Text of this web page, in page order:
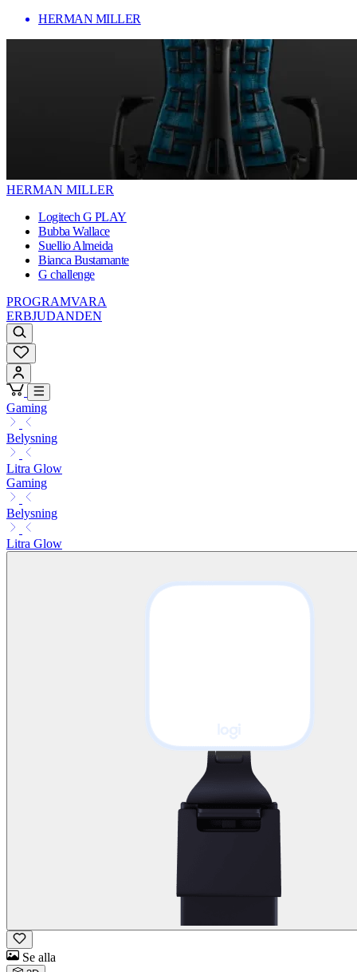
HERMAN MILLER
HERMAN MILLER
Logitech G PLAY
Bubba Wallace
Suellio Almeida
Bianca Bustamante
G challenge
PROGRAMVARA
ERBJUDANDEN
Gaming
Belysning
Litra Glow
Gaming
Belysning
Litra Glow
Se alla